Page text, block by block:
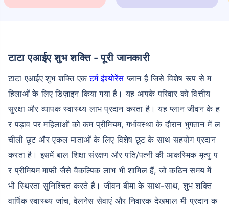
टाटा एआईए शुभ शक्ति - पूरी जानकारी
टाटा एआईए शुभ शक्ति एकटर्म इंश्योरेंस प्लान है जिसे विशेष रूप से म
हिलाओं के लिए डिज़ाइन किया गया है। यह आपके परिवार को वित्तीय
सुरक्षा और व्यापक स्वास्थ्य लाभ प्रदान करता है। यह प्लान जीवन के ह
र पड़ाव पर महिलाओं को कम प्रीमियम, गर्भावस्था के दौरान भुगतान में ल
चीली छूट और एकल माताओं के लिए विशेष छूट के साथ सहयोग प्रदान
करता है। इसमें बाल शिक्षा संरक्षण और पति/पत्नी की आकस्मिक मृत्यु प
र प्रीमियम माफी जैसे वैकल्पिक लाभ भी शामिल हैं, जो कठिन समय में
भी स्थिरता सुनिश्चित करते हैं। जीवन बीमा के साथ-साथ, शुभ शक्ति
वार्षिक स्वास्थ्य जांच, वेलनेस सेवाएं और निवारक देखभाल भी प्रदान क